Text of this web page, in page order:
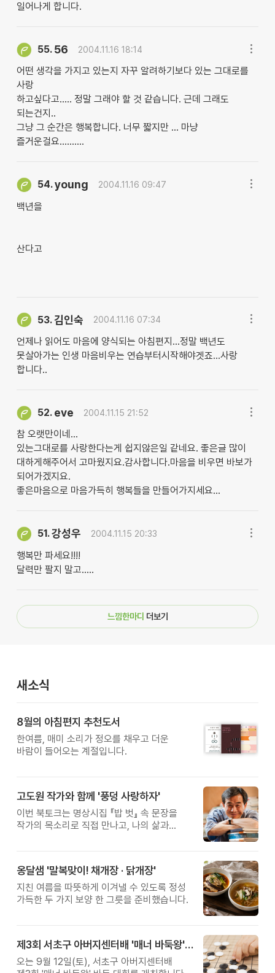
일어나게 합니다.
55. 56 2004.11.16 18:14
어떤 생각을 가지고 있는지 자꾸 알려하기보다 있는 그대로를
사랑
하고싶다고..... 정말 그래야 할 것 같습니다. 근데 그래도
되는건지..
그냥 그 순간은 행복합니다. 너무 짧지만 ... 마냥
즐거운걸요..........
54.young 2004.11.16 09:47
백년을
산다고
53.김인숙 2004.11.16 07:34
언제나 읽어도 마음에 양식되는 아침편지...정말 백년도
못살아가는 인생 마음비우는 연습부터시작해야겟죠...사랑
합니다..
52. eve 2004.11.15 21:52
참 오랫만이네...
있는그대로를 사랑한다는게 쉽지않은일 같네요. 좋은글 많이
대하게해주어서 고마웠지요.감사합니다.마음을 비우면 바보가
되어가겠지요.
좋은마음으로 마음가득히 행복들을 만들어가지세요...
51.강성우 2004.11.15 20:33
행복만 파세요!!!!
달력만 팔지 말고.....
느낌한마디 더보기
새소식
8월의 아침편지 추천도서
한여름, 매미 소리가 정오를 채우고 더운
바람이 들어오는 계절입니다.
고도원 작가와 함께 '풍덩 사랑하자'
이번 북토크는 명상시집 『밥 벗』 속 문장을
작가의 목소리로 직접 만나고, 나의 삶과
옹달샘 '말복맞이! 채개장 · 닭개장'
지친 여름을 따뜻하게 이겨낼 수 있도록 정성
가득한 두 가지 보양 한 그릇을 준비했습니다.
제3회 서초구 아버지센터배 '매너 바둑왕' 대회
오는 9월 12일(토), 서초구 아버지센터배